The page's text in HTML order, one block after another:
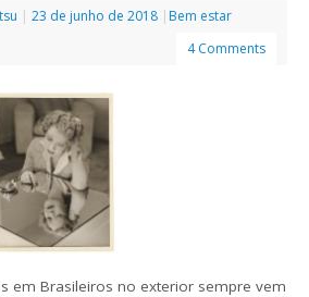
| 23 de junho de 2018 | Bem estar
4 Comments
em Brasileiros no exterior sempre vem